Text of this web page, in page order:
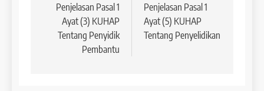
posPenjelasan Pasal 1
Ayat (3) KUHAP
Tentang Penyidik
Pembantu
Penjelasan Pasal 1
Ayat (5) KUHAP
Tentang Penyelidikan